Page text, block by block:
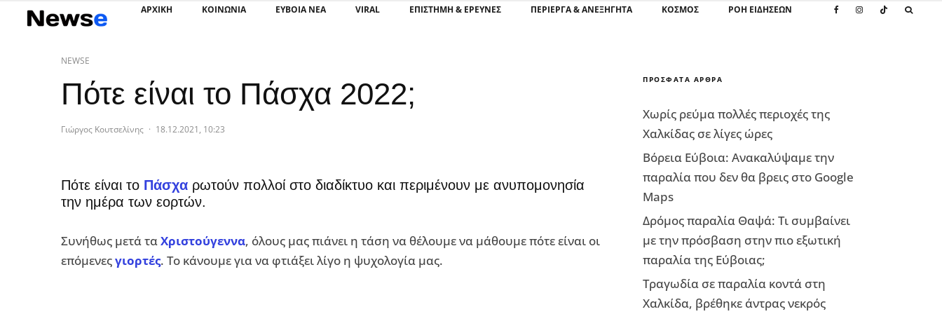
ΑΡΧΙΚΗ ΚΟΙΝΩΝΙΑ ΕΥΒΟΙΑ ΝΕΑ VIRAL ΕΠΙΣΤΉΜΗ & ΈΡΕΥΝΕΣ ΠΕΡΊΕΡΓΑ & ΑΝΕΞΉΓΗΤΑ ΚΌΣΜΟΣ ΡΟΗ ΕΙΔΗΣΕΩΝ
NEWSE
Πότε είναι το Πάσχα 2022;
Γιώργος Κουτσελίνης · 18.12.2021, 10:23
Πότε είναι το Πάσχα ρωτούν πολλοί στο διαδίκτυο και περιμένουν με ανυπομονησία
την ημέρα των εορτών.
Συνήθως μετά ταΧριστούγεννα, όλους μας πιάνει η τάση να θέλουμε να μάθουμε πότε είναι οι
επόμενεςγιορτές. Το κάνουμε για να φτιάξει λίγο η ψυχολογία μας.
ΠΡΌΣΦΑΤΑ ΆΡΘΡΑ
Χωρίς ρεύμα πολλές περιοχές της
Χαλκίδας σε λίγες ώρες
Βόρεια Εύβοια: Ανακαλύψαμε την
παραλία που δεν θα βρεις στο Google
Maps
Δρόμος παραλία Θαψά: Τι συμβαίνει
με την πρόσβαση στην πιο εξωτική
παραλία της Εύβοιας;
Τραγωδία σε παραλία κοντά στη
Χαλκίδα, βρέθηκε άντρας νεκρός